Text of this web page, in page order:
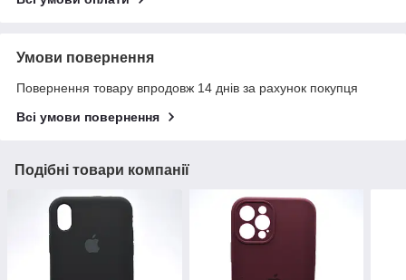
Умови повернення
Повернення товару впродовж 14 днів за рахунок покупця
Всі умови повернення
Подібні товари компанії